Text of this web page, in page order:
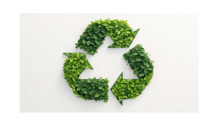
Monts du Lyonnais
Villefranche Beaujolais
Vallée du Rhône
Notre offre grands comptes
Nos clients témoignent